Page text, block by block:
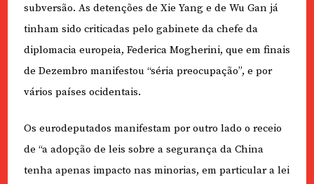
subversão. As detenções de Xie Yang e de Wu Gan já
tinham sido criticadas pelo gabinete da chefe da
diplomacia europeia, Federica Mogherini, que em finais
de Dezembro manifestou “séria preocupação”, e por
vários países ocidentais.
Os eurodeputados manifestam por outro lado o receio
de “a adopção de leis sobre a segurança da China
tenha apenas impacto nas minorias, em particular a lei